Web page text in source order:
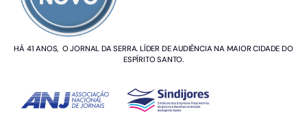
HÁ 41 ANOS, O JORNAL DA SERRA. LÍDER DE AUDIÊNCIA NA MAIOR CIDADE DO
ESPÍRITO SANTO.